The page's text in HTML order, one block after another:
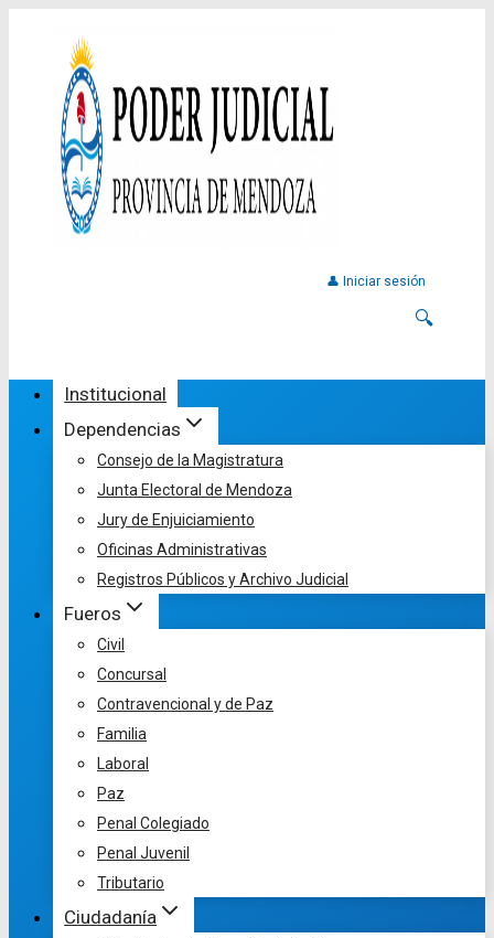
👤 Iniciar sesión
🔍
Institucional
Dependencias
Consejo de la Magistratura
Junta Electoral de Mendoza
Jury de Enjuiciamiento
Oficinas Administrativas
Registros Públicos y Archivo Judicial
Fueros
Civil
Concursal
Contravencional y de Paz
Familia
Laboral
Paz
Penal Colegiado
Penal Juvenil
Tributario
Ciudadanía